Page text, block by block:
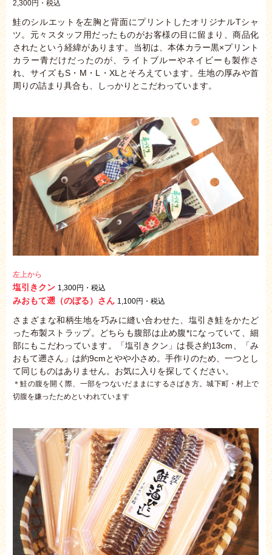
2,300円・税込
鮭のシルエットを左胸と背面にプリントしたオリジナルTシャ
ツ。元々スタッフ用だったものがお客様の目に留まり、商品化
されたという経緯があります。当初は、本体カラー黒×プリント
カラー青だけだったのが、ライトブルーやネイビーも製作さ
れ、サイズもS・M・L・XLとそろえています。生地の厚みや首
周りの詰まり具合も、しっかりとこだわっています。
左上から
塩引きクン 1,300円・税込
みおもて遡（のぼる）さん 1,100円・税込
さまざまな和柄生地を巧みに縫い合わせた、塩引き鮭をかたど
った布製ストラップ。どちらも腹部は止め腹*になっていて、細
部にもこだわっています。「塩引きクン」は長さ約13cm、「み
おもて遡さん」は約9cmとやや小さめ。手作りのため、一つとし
て同じものはありません。お気に入りを探してください。
＊鮭の腹を開く際、一部をつないだままにするさばき方。城下町・村上で
切腹を嫌ったためといわれています